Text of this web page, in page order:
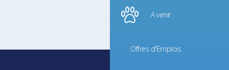
A venir
Offres d'Emplois